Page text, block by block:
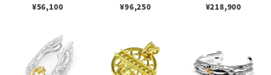
¥56,100 ¥96,250 ¥218,900